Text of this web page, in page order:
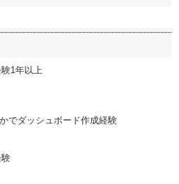
1年以上
でダッシュボード作成経験